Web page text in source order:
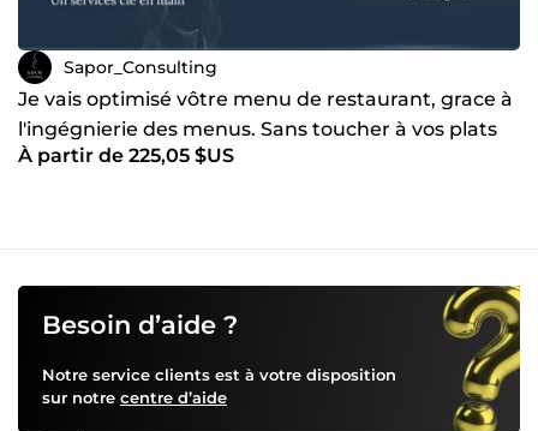
Sapor_Consulting
Je vais optimisé vôtre menu de restaurant, grace à
l'ingégnierie des menus. Sans toucher à vos plats
À partir de 225,05 $US
Besoin d’aide ?
Notre service clients est à votre disposition
sur notre centre d’aide